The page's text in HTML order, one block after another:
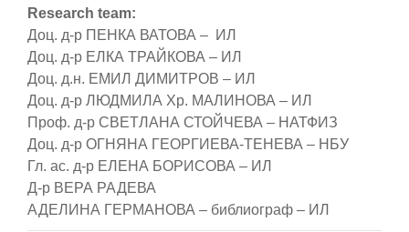
Research team
Доц. д-р ПЕНКА ВАТОВА – ИЛ
Доц. д-р ЕЛКА ТРАЙКОВА – ИЛ
Доц. д.н. ЕМИЛ ДИМИТРОВ – ИЛ
Доц. д-р ЛЮДМИЛА Хр. МАЛИНОВА – ИЛ
Проф. д-р СВЕТЛАНА СТОЙЧЕВА – НАТФИЗ
Доц. д-р ОГНЯНА ГЕОРГИЕВА-ТЕНЕВА – НБУ
Гл. ас. д-р ЕЛЕНА БОРИСОВА – ИЛ
Д-р ВЕРА РАДЕВА
АДЕЛИНА ГЕРМАНОВА – библиограф – ИЛ